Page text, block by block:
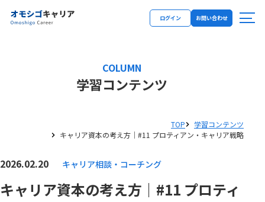
ログイン お問い合わせ
COLUMN
学習コンテンツ
TOP
学習コンテンツ
キャリア資本の考え方｜#11 プロティアン・キャリア戦略
2026.02.20 キャリア相談・コーチング
キャリア資本の考え方｜#11 プロティ